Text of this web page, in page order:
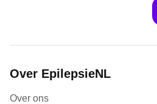
Over EpilepsieNL
Over ons